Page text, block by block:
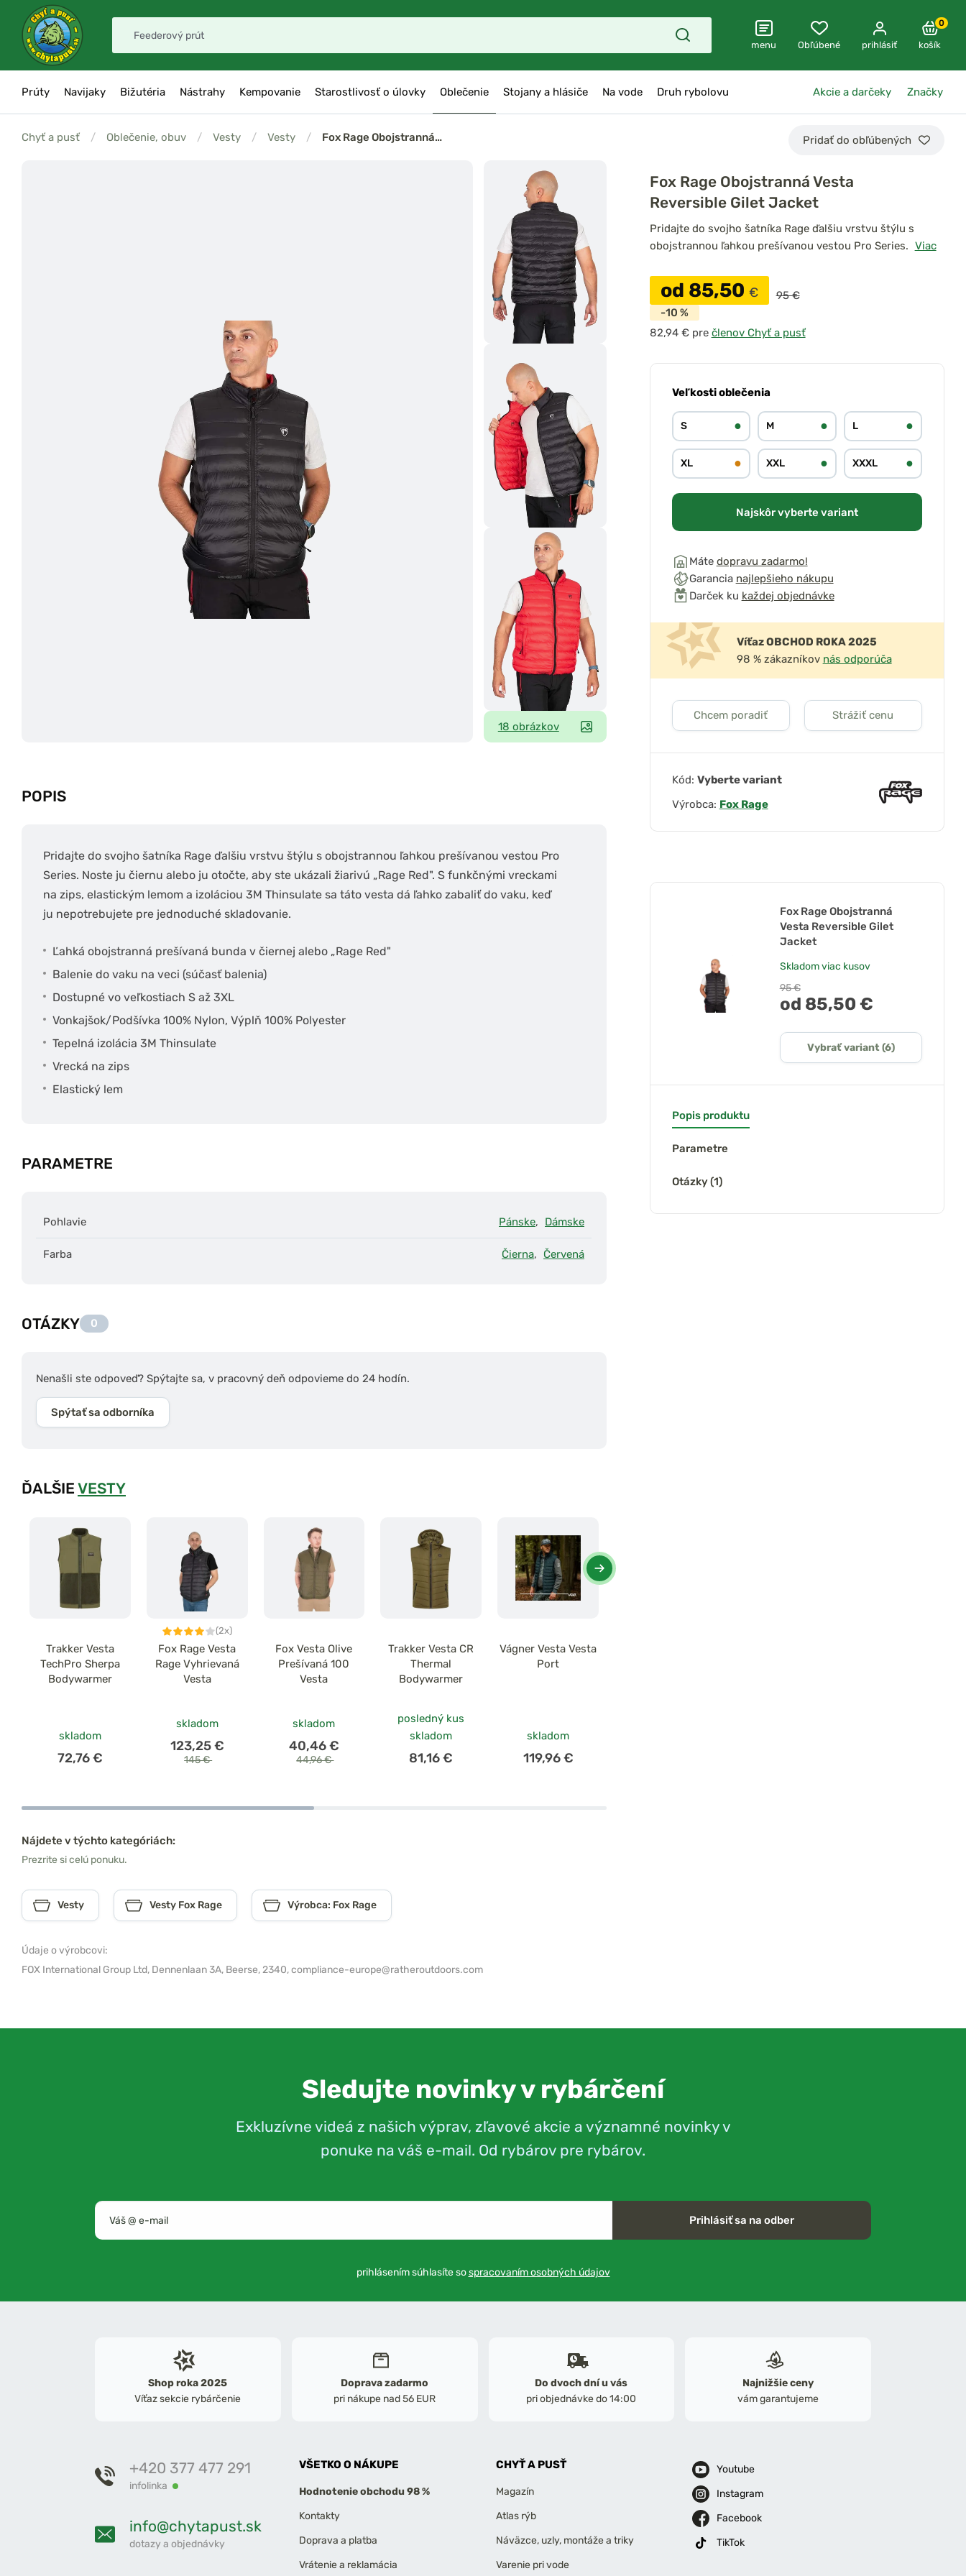
menu Obľúbené prihlásiť
0
košík
Prúty Navijaky Bižutéria Nástrahy Kempovanie Starostlivosť o úlovky Oblečenie Stojany a hlásiče Na vode Druh rybolovu Akcie a darčeky Značky
Chyť a pusť / Oblečenie, obuv / Vesty / Vesty / Fox Rage Obojstranná… Pridať do obľúbených
18 obrázkov
POPIS
Pridajte do svojho šatníka Rage ďalšiu vrstvu štýlu s obojstrannou ľahkou prešívanou vestou Pro
Series. Noste ju čiernu alebo ju otočte, aby ste ukázali žiarivú „Rage Red". S funkčnými vreckami
na zips, elastickým lemom a izoláciou 3M Thinsulate sa táto vesta dá ľahko zabaliť do vaku, keď
ju nepotrebujete pre jednoduché skladovanie.
Ľahká obojstranná prešívaná bunda v čiernej alebo „Rage Red"
Balenie do vaku na veci (súčasť balenia)
Dostupné vo veľkostiach S až 3XL
Vonkajšok/Podšívka 100% Nylon, Výplň 100% Polyester
Tepelná izolácia 3M Thinsulate
Vrecká na zips
Elastický lem
PARAMETRE
Pohlavie Pánske, Dámske
Farba Čierna, Červená
OTÁZKY 0
Nenašli ste odpoveď? Spýtajte sa, v pracovný deň odpovieme do 24 hodín.
Spýtať sa odborníka
ĎALŠIE VESTY
Trakker Vesta
TechPro Sherpa
Bodywarmer
skladom
72,76 €
(2x)
Fox Rage Vesta
Rage Vyhrievaná
Vesta
skladom
123,25 €
145 €
Fox Vesta Olive
Prešívaná 100
Vesta
skladom
40,46 €
44,96 €
Trakker Vesta CR
Thermal
Bodywarmer
posledný kus
skladom
81,16 €
Vágner Vesta Vesta
Port
skladom
119,96 €
Nájdete v týchto kategóriách:
Prezrite si celú ponuku.
Vesty Vesty Fox Rage Výrobca: Fox Rage
Údaje o výrobcovi:
FOX International Group Ltd, Dennenlaan 3A, Beerse, 2340,compliance-europe@ratheroutdoors.com
Fox Rage Obojstranná Vesta
Reversible Gilet Jacket
Pridajte do svojho šatníka Rage ďalšiu vrstvu štýlu s
obojstrannou ľahkou prešívanou vestou Pro Series. Viac
od 85,50 €
95 €
-10 %
pre členov Chyť a pusť
Veľkosti oblečenia
S ● M ● L ●
XL ● XXL ● XXXL ●
Najskôr vyberte variant
Máte dopravu zadarmo!
Garancia najlepšieho nákupu
Darček ku každej objednávke
Víťaz OBCHOD ROKA 2025
98 % zákazníkov nás odporúča
Chcem poradiť Strážiť cenu
Kód: Vyberte variant
Výrobca: Fox Rage
Fox Rage Obojstranná
Vesta Reversible Gilet
Jacket
Skladomviac kusov
95 €
od 85,50 €
Vybrať variant (6)
Popis produktu
Parametre
Otázky (1)
Sledujte novinky v rybárčení
Exkluzívne videá z našich výprav, zľavové akcie a významné novinky v
ponuke na váš e-mail. Od rybárov pre rybárov.
Prihlásiť sa na odber
prihlásením súhlasíte sospracovaním osobných údajov
Shop roka 2025
Víťaz sekcie rybárčenie
Doprava zadarmo
pri nákupe nad 56 EUR
Do dvoch dní u vás
pri objednávke do 14:00
Najnižšie ceny
vám garantujeme
+420 377 477 291
infolinka
info@chytapust.sk
dotazy a objednávky
VŠETKO O NÁKUPE
Hodnotenie obchodu 98 %
Kontakty
Doprava a platba
Vrátenie a reklamácia
CHYŤ A PUSŤ
Magazín
Atlas rýb
Náväzce, uzly, montáže a triky
Varenie pri vode
Youtube
Instagram
Facebook
TikTok